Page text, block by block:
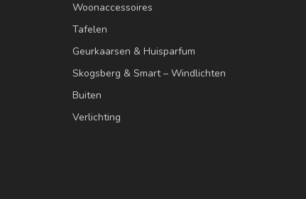
Woonaccessoires
Tafelen
Geurkaarsen & Huisparfum
Skogsberg & Smart – Windlichten
Buiten
Verlichting